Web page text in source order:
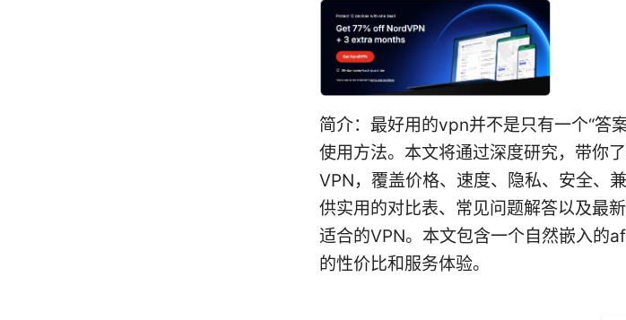
简介：最好用的vpn并不是只有一个“答
使用方法。本文将通过深度研究，带你
VPN，覆盖价格、速度、隐私、安全、
供实用的对比表、常见问题解答以及最
适合的VPN。本文包含一个自然嵌入的
的性价比和服务体验。